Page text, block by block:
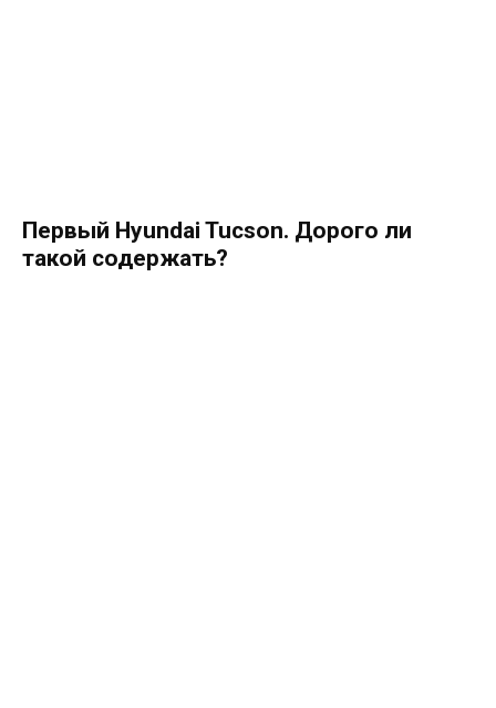
Первый Hyundai Tucson. Дорого ли
такой содержать?